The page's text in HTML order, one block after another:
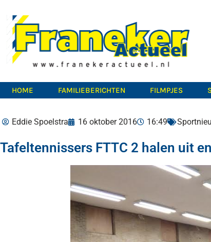
HOME FAMILIEBERICHTEN FILMPJES
Eddie Spoelstra 16 oktober 2016 16:49
Tafeltennissers FTTC 2 halen uit